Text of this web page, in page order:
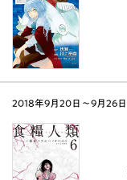
2018年9月20日〜9月26日